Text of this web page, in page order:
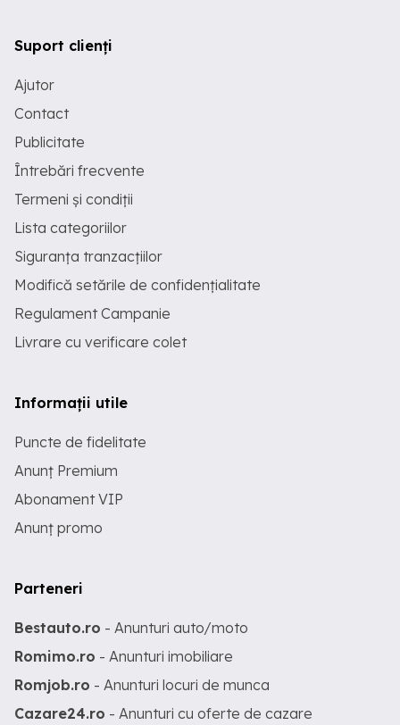
Suport clienți
Ajutor
Contact
Publicitate
Întrebări frecvente
Termeni și condiții
Lista categoriilor
Siguranța tranzacțiilor
Modifică setările de confidențialitate
Regulament Campanie
Livrare cu verificare colet
Informații utile
Puncte de fidelitate
Anunț Premium
Abonament VIP
Anunț promo
Parteneri
Bestauto.ro - Anunturi auto/moto
Romimo.ro - Anunturi imobiliare
Romjob.ro - Anunturi locuri de munca
Cazare24.ro - Anunturi cu oferte de cazare